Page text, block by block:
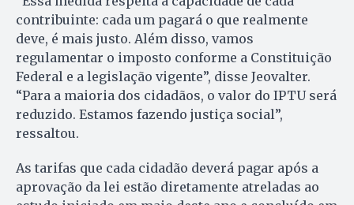
contribuinte: cada um pagará o que realmente
deve, é mais justo. Além disso, vamos
regulamentar o imposto conforme a Constituição
Federal e a legislação vigente”, disse Jeovalter.
“Para a maioria dos cidadãos, o valor do IPTU será
reduzido. Estamos fazendo justiça social”,
ressaltou.
As tarifas que cada cidadão deverá pagar após a
aprovação da lei estão diretamente atreladas ao